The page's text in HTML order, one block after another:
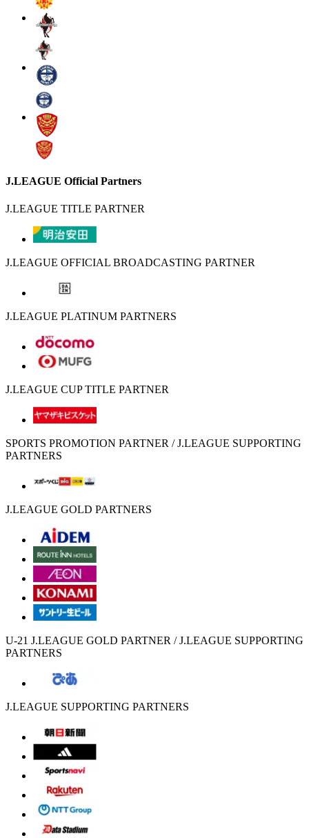
J.LEAGUE Official Partners
J.LEAGUE TITLE PARTNER
J.LEAGUE OFFICIAL BROADCASTING PARTNER
J.LEAGUE PLATINUM PARTNERS
J.LEAGUE CUP TITLE PARTNER
SPORTS PROMOTION PARTNER / J.LEAGUE SUPPORTING
PARTNERS
J.LEAGUE GOLD PARTNERS
U-21 J.LEAGUE GOLD PARTNER / J.LEAGUE SUPPORTING
PARTNERS
J.LEAGUE SUPPORTING PARTNERS